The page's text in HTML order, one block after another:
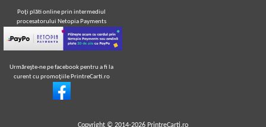
Poţi plăti online prin intermediul
procesatorului Netopia Payments
Urmăreşte-ne pe facebook pentru a fi la
curent cu promoţiile PrintreCarti.ro
Copyright © 2014-2026 PrintreCarti.ro